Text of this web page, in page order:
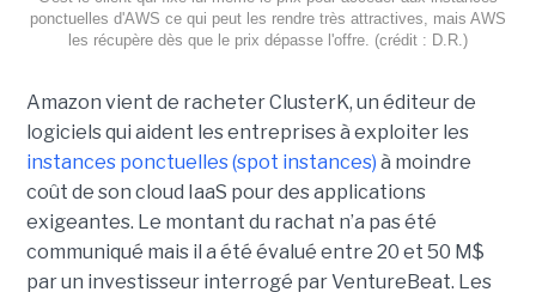
ponctuelles d'AWS ce qui peut les rendre très attractives, mais AWS
les récupère dès que le prix dépasse l'offre. (crédit : D.R.)
Amazon vient de racheter ClusterK, un éditeur de
logiciels qui aident les entreprises à exploiter les
instances ponctuelles (spot instances) à moindre
coût de son cloud IaaS pour des applications
exigeantes. Le montant du rachat n’a pas été
communiqué mais il a été évalué entre 20 et 50 M$
par un investisseur interrogé par VentureBeat. Les